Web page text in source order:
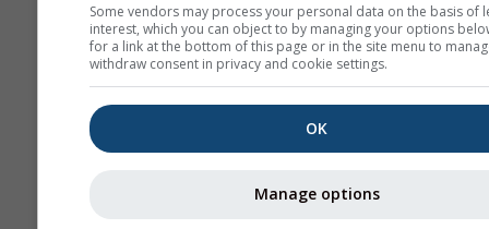
Some vendors may process your personal data on the basis of
interest, which you can object to by managing your options
for a link at the bottom of this page or in the site menu to
withdraw consent in privacy and cookie settings.
OK
Manage options